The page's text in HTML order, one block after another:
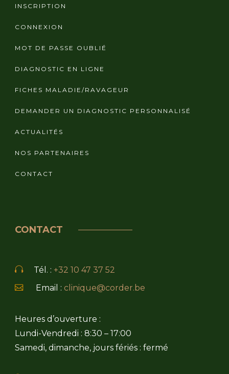
INSCRIPTION
CONNEXION
MOT DE PASSE OUBLIÉ
DIAGNOSTIC EN LIGNE
FICHES MALADIE/RAVAGEUR
DEMANDER UN DIAGNOSTIC PERSONNALISÉ
ACTUALITÉS
NOS PARTENAIRES
CONTACT
CONTACT
Tél. : +32 10 47 37 52
Email : clinique@corder.be
Heures d’ouverture :
Lundi-Vendredi : 8:30 – 17:00
Samedi, dimanche, jours fériés : fermé